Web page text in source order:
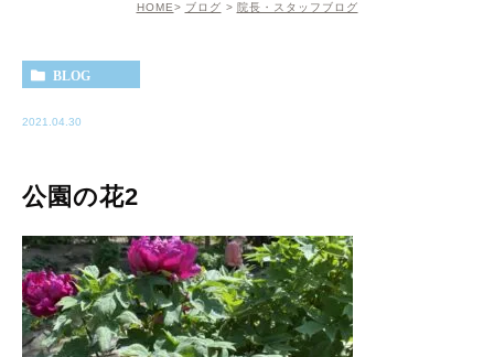
HOME ブログ 院長・スタッフブログ
BLOG
2021.04.30
公園の花2